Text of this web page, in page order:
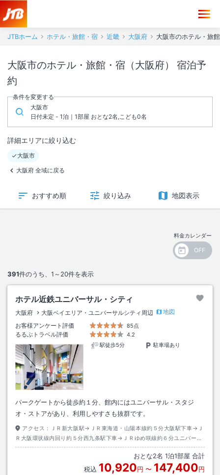
JTBホーム ホテル・旅館・宿 近畿 大阪府 大阪市のホテル・旅
大阪市のホテル・旅館・宿（大阪府） 宿泊予
約
条件を変更する
大阪市
日付未定 - 1泊｜1部屋 おとな2名,こども0名
詳細エリアに絞り込む
大阪市
大阪府 全域に戻る
おすすめ順 絞り込み 地図表示
料金カレンダー
391件のうち、 1～20件を表示
ホテル近鉄ユニバーサル・シティ
大阪府 大阪ベイエリア・ユニバーサルシティ周辺
地図
お客様アンケート評価
85点
るるぶトラベル評価
4.2
駅徒歩5分
駐車場あり
パークゲートから徒歩約１分、館内にはユニバーサル・スタジ
オ・ストアがあり、利用しやすさも抜群です。
アクセス：
ＪＲ新大阪駅→ＪＲ東海道・山陽本線約５分大阪駅下車→Ｊ
Ｒ大阪環状線内回り約５分西九条駅下車→ＪＲゆめ咲線約６分ユニバーサ
ルシティ駅下車→徒歩約２分
おとな2名 1泊1部屋 合計
税込 10,920円 〜 147,400円